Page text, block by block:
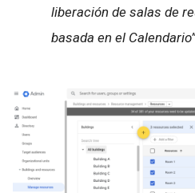
liberación de salas de
basada en el